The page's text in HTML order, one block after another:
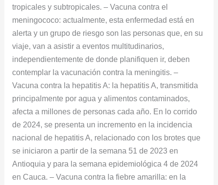
tropicales y subtropicales. – Vacuna contra el
meningococo: actualmente, esta enfermedad está en
alerta y un grupo de riesgo son las personas que, en su
viaje, van a asistir a eventos multitudinarios,
independientemente de donde planifiquen ir, deben
contemplar la vacunación contra la meningitis. –
Vacuna contra la hepatitis A: la hepatitis A, transmitida
principalmente por agua y alimentos contaminados,
afecta a millones de personas cada año. En lo corrido
de 2024, se presenta un incremento en la incidencia
nacional de hepatitis A, relacionado con los brotes que
se iniciaron a partir de la semana 51 de 2023 en
Antioquia y para la semana epidemiológica 4 de 2024
en Cauca. – Vacuna contra la fiebre amarilla: en la